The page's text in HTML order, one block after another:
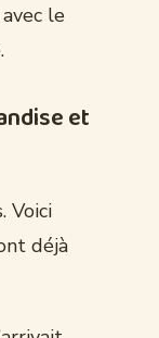
le
et
Voici
déjà